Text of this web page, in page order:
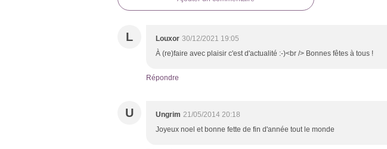
L Louxor 30/12/2021 19:05
À (re)faire avec plaisir c'est d'actualité :-)<br /> Bonnes fêtes à tous !
Répondre
U Ungrim 21/05/2014 20:18
Joyeux noel et bonne fette de fin d'année tout le monde